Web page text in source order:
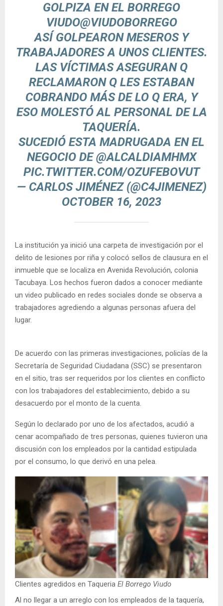
GOLPIZA EN EL BORREGO
VIUDO@VIUDOBORREGO
ASÍ GOLPEARON MESEROS Y
TRABAJADORES A UNOS CLIENTES.
LAS VÍCTIMAS ASEGURAN Q
RECLAMARON Q LES ESTABAN
COBRANDO MÁS DE LO Q ERA, Y
ESO MOLESTÓ AL PERSONAL DE LA
TAQUERÍA.
SUCEDIÓ ESTA MADRUGADA EN EL
NEGOCIO DE@ALCALDIAMHMX
PIC.TWITTER.COM/OZUFEBOVUT
— CARLOS JIMÉNEZ (@C4JIMENEZ)
OCTOBER 16, 2023
La institución ya inició una carpeta de investigación por el
delito de lesiones por riña y colocó sellos de clausura en el
inmueble que se localiza en Avenida Revolución, colonia
Tacubaya. Los hechos fueron dados a conocer mediante
un video publicado en redes sociales donde se observa a
trabajadores agrediendo a algunas personas afuera del
lugar.
De acuerdo con las primeras investigaciones, policías de la
Secretaría de Seguridad Ciudadana (SSC) se presentaron
en el sitio, tras ser requeridos por los clientes en conflicto
con los trabajadores del establecimiento, debido a su
desacuerdo por el monto de la cuenta.
Según lo declarado por uno de los afectados, acudió a
cenar acompañado de tres personas, quienes tuvieron una
discusión con los empleados por la cantidad estipulada
por el consumo, lo que derivó en una pelea.
Clientes agredidos en Taqueria El Borrego Viudo
Al no llegar a un arreglo con los empleados de la taquería,